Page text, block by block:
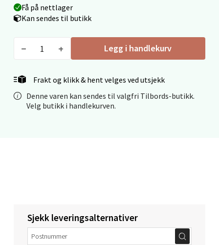
Få på nettlager
Kan sendes til butikk
Legg i handlekurv
Frakt og klikk & hent velges ved utsjekk
Denne varen kan sendes til valgfri Tilbords-butikk.
Velg butikk i handlekurven.
Sjekk leveringsalternativer
Mo i Rana - Thon Senter Mo i Rana
Åpent i dag 09-19
0 i butikk
0 i butikk